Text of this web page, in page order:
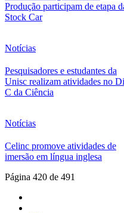
Produção participam de etapa
Stock Car
Notícias
Pesquisadores e estudantes da
Unisc realizam atividades no
C da Ciência
Notícias
Celinc promove atividades de
imersão em língua inglesa
Página 420 de 491